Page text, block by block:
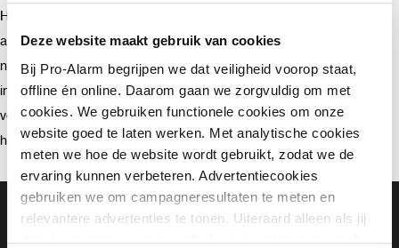
Deze website maakt gebruik van cookies
Bij Pro-Alarm begrijpen we dat veiligheid voorop staat,
offline én online. Daarom gaan we zorgvuldig om met
cookies. We gebruiken functionele cookies om onze
website goed te laten werken. Met analytische cookies
meten we hoe de website wordt gebruikt, zodat we de
ervaring kunnen verbeteren. Advertentiecookies
gebruiken we om campagneresultaten te meten en
relevantere advertenties te tonen. Uiteraard alleen als jij
daar toestemming voor geeft. Als je toestemming geeft,
Hikvision (3)
advies (2)
netwerkrecorder (2)
intercom (2)
verzending (2)
hik-connect (2)
Gratis bezorging vanaf €99,-
Gratis retourneren binnen 90 dagen*
Klanten geven ons een 9.3 gemiddeld